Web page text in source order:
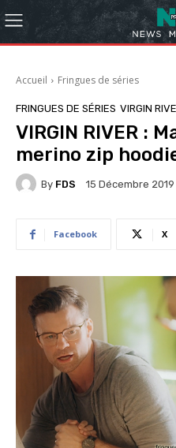
Accueil Fringues de séries
FRINGUES DE SÉRIES VIRGIN
VIRGIN RIVER :
merino zip
By FDS 15 Décembre 2019
Facebook X